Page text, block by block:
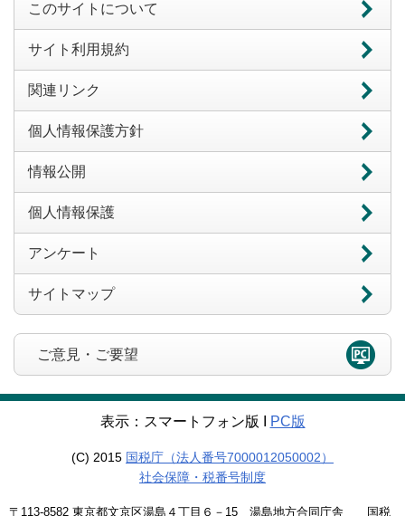
このサイトについて
サイト利用規約
関連リンク
個人情報保護方針
情報公開
個人情報保護
アンケート
サイトマップ
ご意見・ご要望
表示：スマートフォン版 Ι PC版
(C) 2015 国税庁（法人番号7000012050002）
社会保障・税番号制度
〒113-8582 東京都文京区湯島４丁目６－15 湯島地方合同庁舎 国税